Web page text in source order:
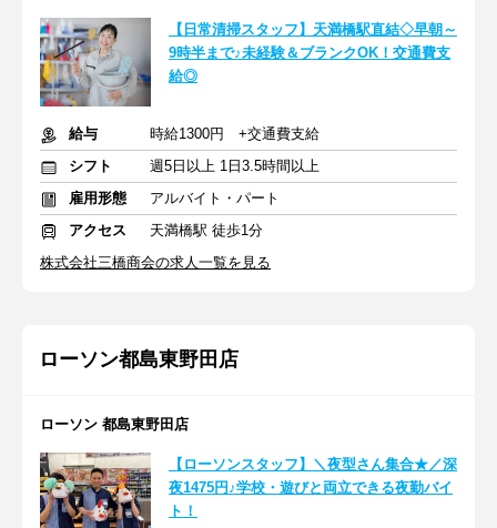
【日常清掃スタッフ】天満橋駅直結◇早朝～
9時半まで♪未経験＆ブランクOK！交通費支
給◎
給与
時給1300円 +交通費支給
シフト
週5日以上 1日3.5時間以上
雇用形態
アルバイト・パート
アクセス
天満橋駅 徒歩1分
株式会社三橋商会の求人一覧を見る
ローソン都島東野田店
ローソン 都島東野田店
【ローソンスタッフ】＼夜型さん集合★／深
夜1475円♪学校・遊びと両立できる夜勤バイ
ト！